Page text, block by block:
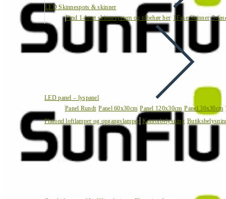
LED Skinnespots & skinner
Find 1-faset skinnesystem og tilbehør her 1Fase Skinner 3-
LED panel – lyspanel
Panel Rundt Panel 60x30cm Panel 120x30cm Panel 30x30cm
Plafond loftlamper og opgangslamper Kontorbelysning